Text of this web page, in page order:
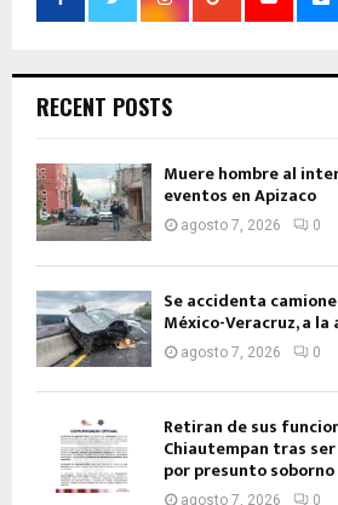
RECENT POSTS
Muere hombre al
eventos en Apizaco
agosto 7, 2026 0
Se accidenta
México-Veracruz, a
agosto 7, 2026 0
Retiran de sus
Chiautempan tras
por presunto soborno
agosto 7, 2026 0